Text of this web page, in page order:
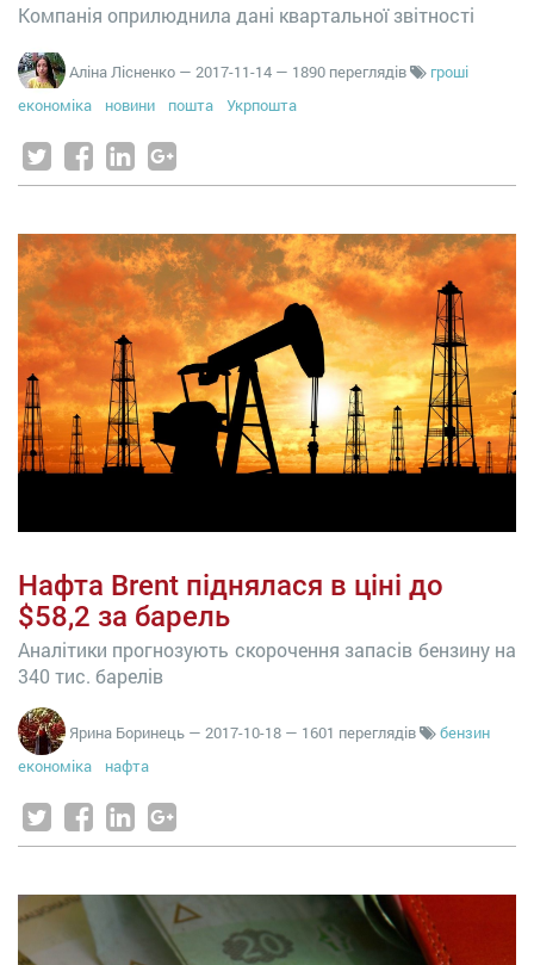
Компанія оприлюднила дані квартальної звітності
Аліна Лісненко — 2017-11-14 — 1890 переглядів
гроші
економіка
новини пошта Укрпошта
Нафта Brent піднялася в ціні до
$58,2 за барель
Аналітики прогнозують скорочення запасів бензину на
340 тис. барелів
Ярина Боринець — 2017-10-18 — 1601 переглядів
бензин
економіка
нафта